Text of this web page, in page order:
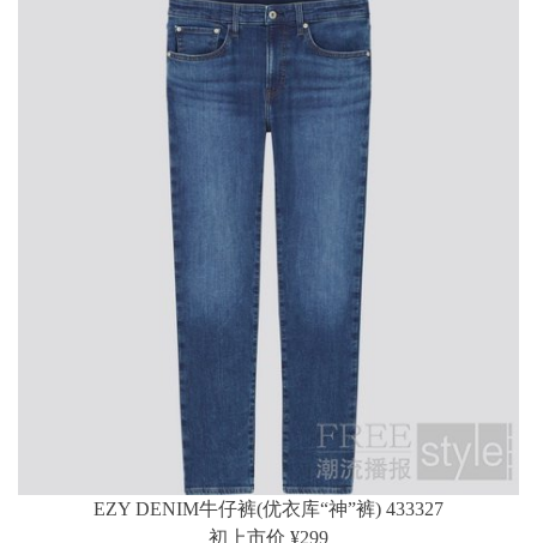
EZY DENIM牛仔裤(优衣库“神”裤) 433327
初上市价 ¥299